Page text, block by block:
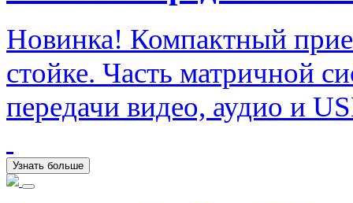
Новинка! Компактный
стойке. Часть матричной
передачи видео, аудио и
Узнать больше